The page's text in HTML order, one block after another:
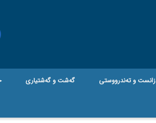
زانست و تەندرووستی گه‌شت و گه‌شتیاری